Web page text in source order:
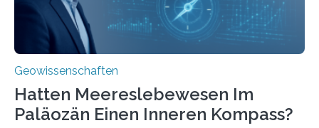
Geowissenschaften
Hatten Meereslebewesen Im
Paläozän Einen Inneren Kompass?